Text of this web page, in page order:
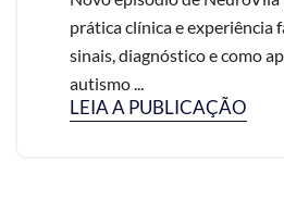
prática clínica e experiência
sinais, diagnóstico e como
autismo ...
LEIA A PUBLICAÇÃO